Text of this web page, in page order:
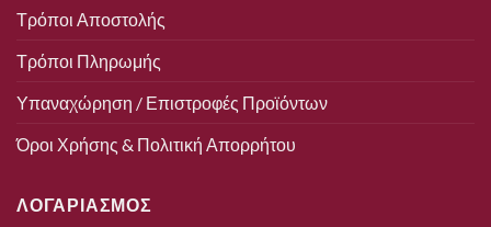
Τρόποι Αποστολής
Τρόποι Πληρωμής
Υπαναχώρηση / Επιστροφές Προϊόντων
Όροι Χρήσης & Πολιτική Απορρήτου
ΛΟΓΑΡΙΑΣΜΟΣ